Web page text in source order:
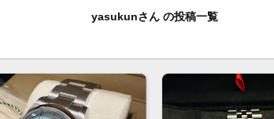
yasukunさん の投稿一覧